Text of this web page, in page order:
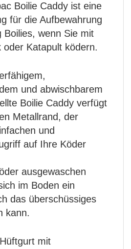
Boilie Caddy ist eine
für die Aufbewahrung
Boilies, wenn Sie mit
Katapult ködern.
und abwischbarem
Boilie Caddy verfügt
Metallrand, der
und
auf Ihre Köder
ausgewaschen
im Boden ein
das überschüssiges
kann.
mit